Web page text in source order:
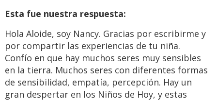
Esta fue nuestra respuesta:
Hola Aloide, soy Nancy. Gracias por escribirme y
por compartir las experiencias de tu niña.
Confío en que hay muchos seres muy sensibles
en la tierra. Muchos seres con diferentes formas
de sensibilidad, empatía, percepción. Hay un
gran despertar en los Niños de Hoy, y estas